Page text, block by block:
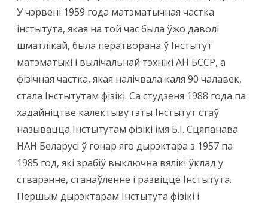
У чэрвені 1959 года матэматычная частка
інстытута, якая на той час была ўжо даволі
шматлікай, была ператворана ў Інстытут
матэматыкі і вылічальнай тэхнікі АН БССР, а
фізічная частка, якая налічвала каля 90 чалавек,
стала Інстытутам фізікі. Са студзеня 1988 года па
хадайніцтве калектыву гэты Інстытут стаў
называцца Інстытутам фізікі імя Б.І. Сцяпанава
НАН Беларусі ў гонар яго дырэктара з 1957 па
1985 год, які зрабіў выключна вялікі ўклад у
стварэнне, станаўленне і развіццё Інстытута.
Першым дырэктарам Інстытута фізікі і